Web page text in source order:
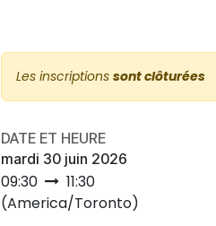
Les inscriptions sont clôturées
DATE ET HEURE
mardi 30 juin 2026
09:30
11:30
(America/Toronto)